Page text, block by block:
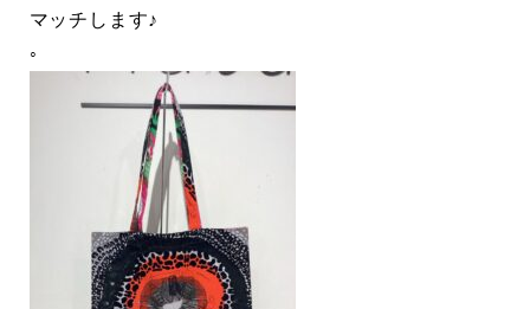
マッチします♪
◦